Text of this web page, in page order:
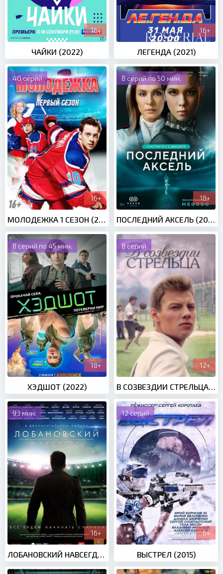
16+
ЧАЙКИ (2022)
16+
ЛЕГЕНДА (2021)
40 серий
16+
МОЛОДЕЖКА 1 СЕЗОН (2013)
8 серий по 50 мин.
18+
ПОСЛЕДНИЙ АКСЕЛЬ (2021)
8 серий по 45 мин.
18+
ХЭДШОТ (2022)
8 серий
12+
В СОЗВЕЗДИИ СТРЕЛЬЦА (2018)
93 мин.
16+
ЛОБАНОВСКИЙ НАВСЕГДА (2016)
12 серий
6+
ВЫСТРЕЛ (2015)